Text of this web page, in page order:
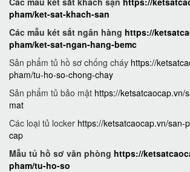
pham/ket-sat-khach-san
Các mẫu két sắt ngân hàng https://
pham/ket-sat-ngan-hang-bemc
Sản phẩm tủ hồ sơ chống cháy https://
pham/tu-ho-so-chong-chay
Sản phẩm tủ bảo mật https://ketsatcaocap.vn/
mat
Các loại tủ locker https://ketsatcaocap.vn/san-
cap
Mẫu tủ hồ sơ văn phòng https://
pham/tu-ho-so